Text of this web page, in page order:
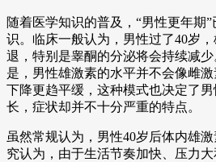
随着医学知识的普及，“男性更年期
识。临床一般认为，男性过了40岁
退，特别是睾酮的分泌将会持续减
是，男性雄激素的水平并不会像雌
下降更趋平缓，这种模式也决定了
长，症状却并不十分严重的特点。
虽然常规认为，男性40岁后体内雄
究认为，由于生活节奏加快、压力